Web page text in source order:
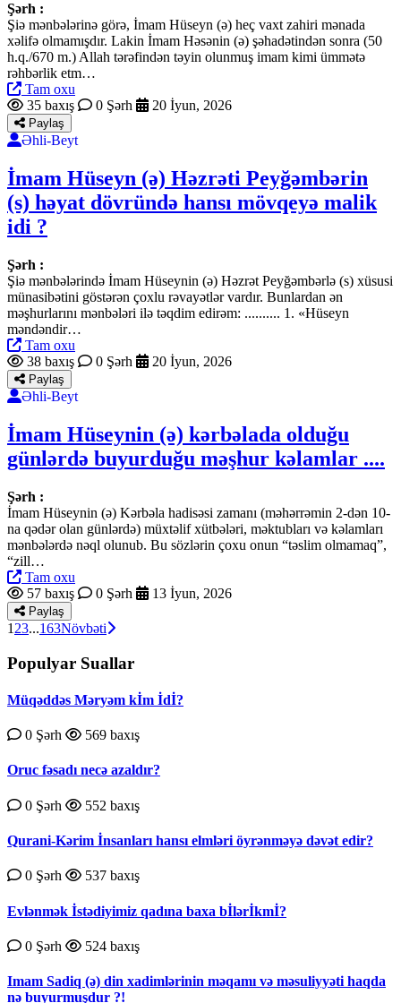
Şərh :
Şiə mənbələrinə görə, İmam Hüseyn (ə) heç vaxt zahiri mənada
xəlifə olmamışdır. Lakin İmam Həsənin (ə) şəhadətindən sonra (50
h.q./670 m.) Allah tərəfindən təyin olunmuş imam kimi ümmətə
rəhbərlik etm…
Tam oxu
35 baxış
0 Şərh 20 İyun, 2026
Paylaş
Əhli-Beyt
İmam Hüseyn (ə) Həzrəti Peyğəmbərin
(s) həyat dövründə hansı mövqeyə malik
idi ?
Şərh :
Şiə mənbələrində İmam Hüseynin (ə) Həzrət Peyğəmbərlə (s) xüsusi
münasibətini göstərən çoxlu rəvayətlər vardır. Bunlardan ən
məşhurlarını mənbələri ilə təqdim edirəm: .......... 1. «Hüseyn
məndəndir…
Tam oxu
38 baxış
0 Şərh 20 İyun, 2026
Paylaş
Əhli-Beyt
İmam Hüseynin (ə) kərbəlada olduğu
günlərdə buyurduğu məşhur kəlamlar ....
Şərh :
İmam Hüseynin (ə) Kərbəla hadisəsi zamanı (məhərrəmin 2-dən 10-
na qədər olan günlərdə) müxtəlif xütbələri, məktubları və kəlamları
mənbələrdə nəql olunub. Bu sözlərin çoxu onun “təslim olmamaq”,
“zill…
Tam oxu
57 baxış
0 Şərh 13 İyun, 2026
Paylaş
1 23...163Növbəti
Populyar Suallar
Müqəddəs Məryəm kİm İdİ?
0 Şərh 569 baxış
Oruc fəsadı necə azaldır?
0 Şərh 552 baxış
Qurаni-Kərim İnsаnlаrı hаnsı еlmləri öyrənməyə dəvət еdir?
0 Şərh 537 baxış
Evlənmək İstədiyimiz qadına baxa bİlərİkmİ?
0 Şərh 524 baxış
Imam Sadiq (ə) din xadimlərinin məqamı və məsuliyyəti haqda
nə buyurmuşdur ?!